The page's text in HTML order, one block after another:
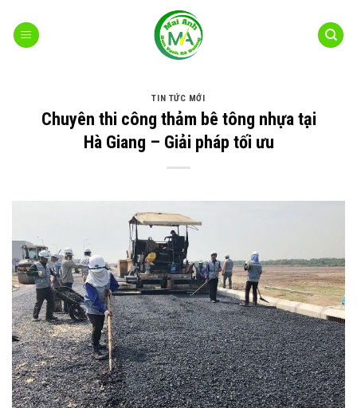
qua
TIN TỨC MỚI
Chuyên thi công thảm bê tông nhựa tại
Hà Giang – Giải pháp tối ưu